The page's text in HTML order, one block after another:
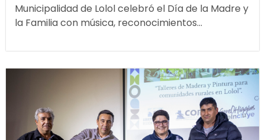
Municipalidad de Lolol celebró el Día de la Madre y
la Familia con música, reconocimientos...